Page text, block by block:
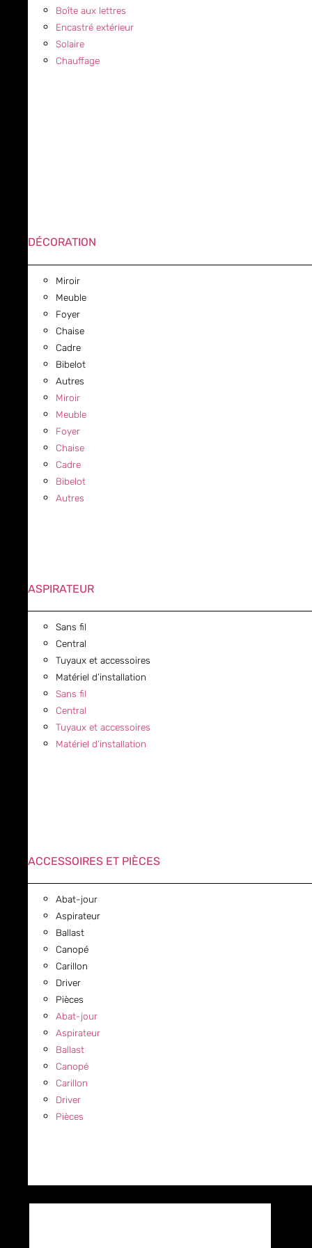
Boîte aux lettres
Encastré extérieur
Solaire
Chauffage
DÉCORATION
Miroir
Meuble
Foyer
Chaise
Cadre
Bibelot
Autres
Miroir
Meuble
Foyer
Chaise
Cadre
Bibelot
Autres
ASPIRATEUR
Sans fil
Central
Tuyaux et accessoires
Matériel d’installation
Sans fil
Central
Tuyaux et accessoires
Matériel d’installation
ACCESSOIRES ET PIÈCES
Abat-jour
Aspirateur
Ballast
Canopé
Carillon
Driver
Pièces
Abat-jour
Aspirateur
Ballast
Canopé
Carillon
Driver
Pièces